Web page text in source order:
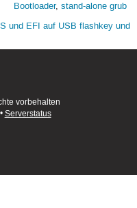
Bootloader,stand-alone grub
und EFI auf USB flashkey und
vorbehalten
Serverstatus